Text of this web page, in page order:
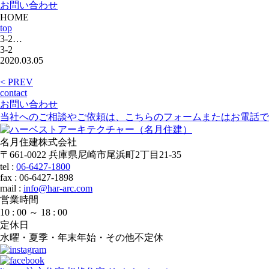
お問い合わせ
HOME
top
3-2…
3-2
2020.03.05
< PREV
contact
お問い合わせ
当社へのご相談やご依頼は、こちらのフォームまたはお電話で
名月住建株式会社
〒661-0022 兵庫県尼崎市尾浜町2丁目21-35
tel : 06-6427-1800
fax : 06-6427-1898
mail : info@har-arc.com
営業時間
10 : 00 ～ 18 : 00
定休日
水曜・夏季・年末年始・その他不定休